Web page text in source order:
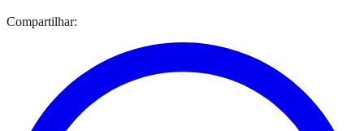
Compartilhar: